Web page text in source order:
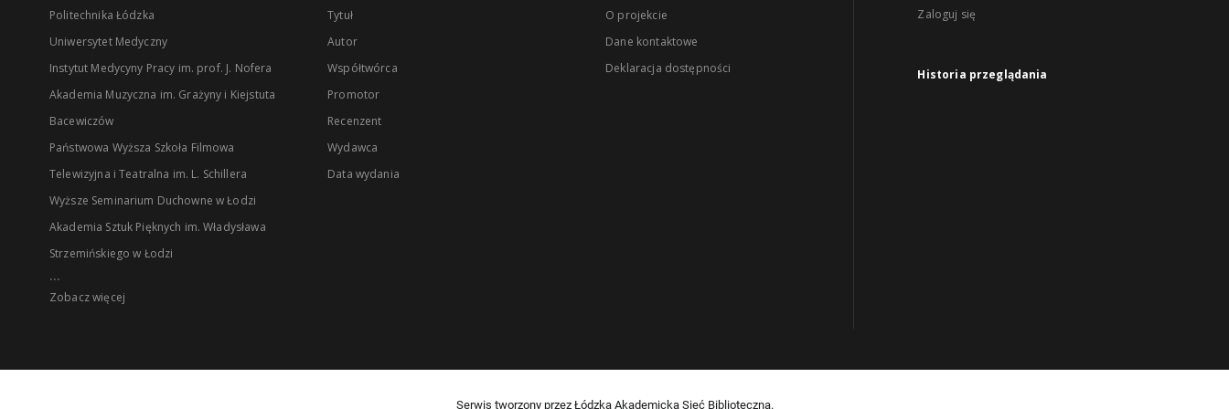
Politechnika Łódzka
Uniwersytet Medyczny
Instytut Medycyny Pracy im. prof. J. Nofera
Akademia Muzyczna im. Grażyny i Kiejstuta
Bacewiczów
Państwowa Wyższa Szkoła Filmowa
Telewizyjna i Teatralna im. L. Schillera
Wyższe Seminarium Duchowne w Łodzi
Akademia Sztuk Pięknych im. Władysława
Strzemińskiego w Łodzi
...
Zobacz więcej
Tytuł
Autor
Współtwórca
Promotor
Recenzent
Wydawca
Data wydania
O projekcie
Dane kontaktowe
Deklaracja dostępności
Zaloguj się
Historia przeglądania
Serwis tworzony przez Łódzką Akademicką Sieć Biblioteczną.